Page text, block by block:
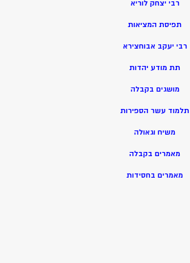
רבי יצחק לוריא
תפיסת המציאות
רבי יעקב אבוחצירא
תת מודע יהדות
מושגים בקבלה
תלמוד עשר הספירות
משיח וגאולה
מאמרים בקבלה
מאמרים בחסידות